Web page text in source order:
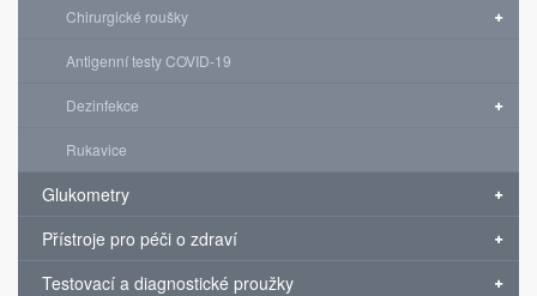
Chirurgické roušky
Antigenní testy COVID-19
Dezinfekce
Rukavice
Glukometry
Přístroje pro péči o zdraví
Testovací a diagnostické proužky